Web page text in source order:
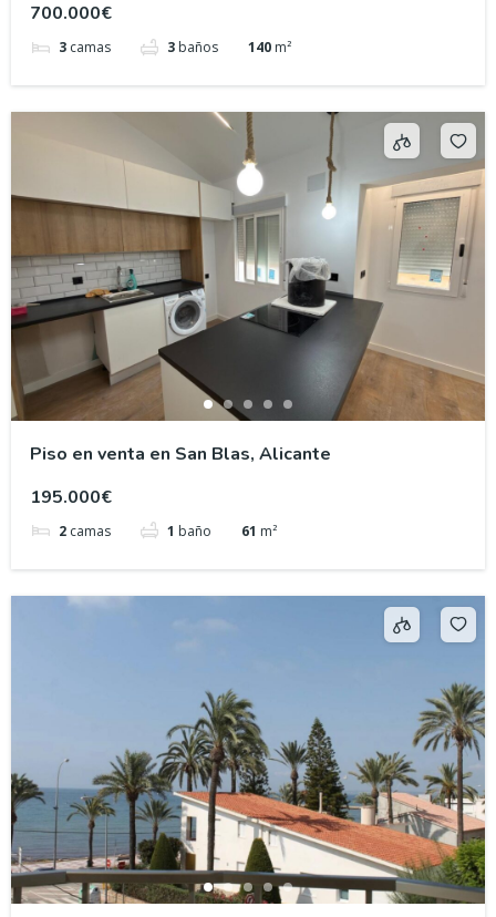
700.000€
3 camas 3 baños 140 m²
Piso en venta en San Blas, Alicante
195.000€
2 camas 1 baño 61 m²